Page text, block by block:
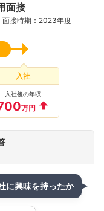
面接
面接時期：2023年度
入社
入社後の年収
万円
に興味を持ったか